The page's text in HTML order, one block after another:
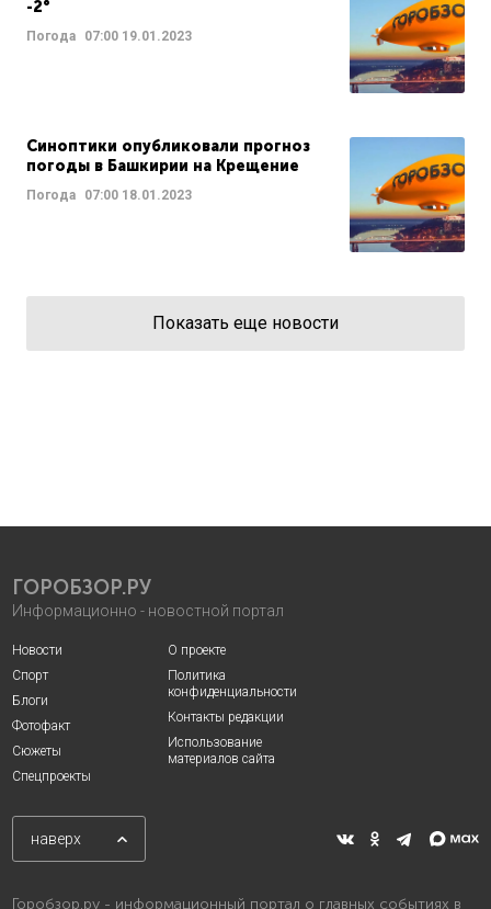
-2°
Погода 07:00 19.01.2023
Синоптики опубликовали прогноз
погоды в Башкирии на Крещение
Погода 07:00 18.01.2023
Показать еще новости
ГОРОБЗОР.РУ
Информационно - новостной портал
Новости
Спорт
Блоги
Фотофакт
Сюжеты
Спецпроекты
О проекте
Политика
конфиденциальности
Контакты редакции
Использование
материалов сайта
наверх
Горобзор.ру - информационный портал о главных событиях в